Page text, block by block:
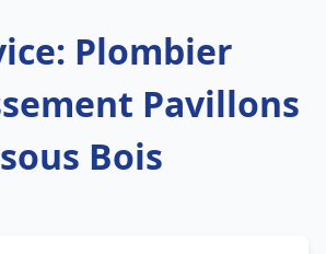
Plombier
Pavillons
sous Bois